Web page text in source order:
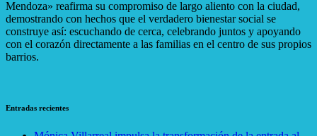
Mendoza» reafirma su compromiso de largo aliento con la ciudad,
demostrando con hechos que el verdadero bienestar social se
construye así: escuchando de cerca, celebrando juntos y apoyando
con el corazón directamente a las familias en el centro de sus propios
barrios.
Entradas recientes